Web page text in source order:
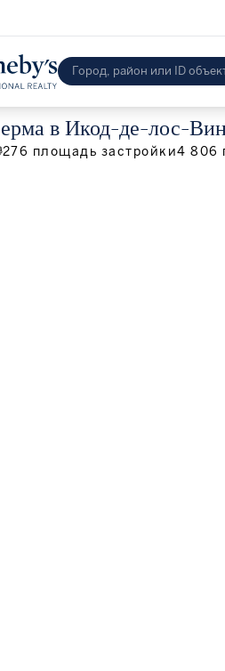
в Икод-де-лос-
276 площадь застройки4 806